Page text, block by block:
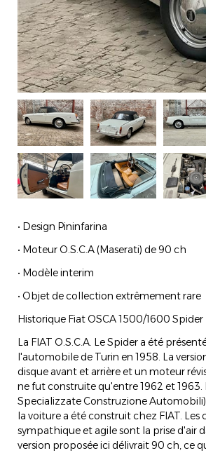
• Design Pininfarina
• Moteur O.S.C.A (Maserati) de 90 ch
• Modèle interim
• Objet de collection extrêmement rare
Historique Fiat OSCA 1500/1600 Spider
La FIAT O.S.C.A. Le Spider a été
l'automobile de Turin en 1958. La
disque avant et arrière et un moteur
ne fut construite qu'entre 1962 et 1963.
Specializzate Construzione
la voiture a été construit chez FIAT.
sympathique et agile sont la prise d'air
version proposée ici délivrait 90 ch, ce